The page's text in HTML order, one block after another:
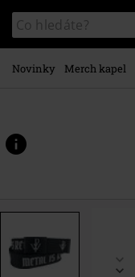
hlavnímu
obsahu
Katalog
vyhledávání
Novinky Merch kapel
www.emp-
596696St.html